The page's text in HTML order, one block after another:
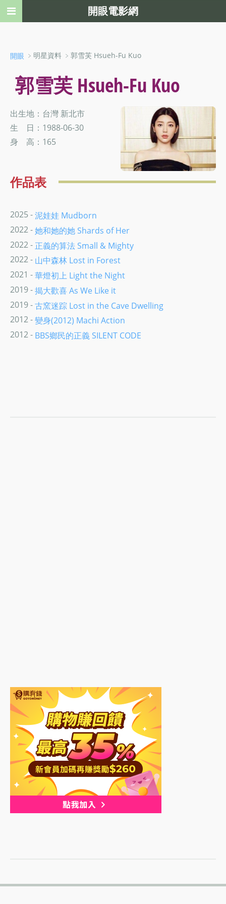
開眼 ﹥明星資料 ﹥郭雪芙 Hsueh-Fu Kuo
郭雪芙 Hsueh-Fu Kuo
出生地：台灣 新北市
生 日：1988-06-30
身 高：165
作品表
2025 -泥娃娃 Mudborn
2022 -她和她的她 Shards of Her
2022 - 正義的算法 Small & Mighty
2022 - 山中森林 Lost in Forest
2021 -華燈初上 Light the Night
2019 -揭大歡喜 As We Like it
2019 -古窯迷踪 Lost in the Cave Dwelling
2012 -變身(2012) Machi Action
2012 - BBS鄉民的正義 SILENT CODE
開眼電影網